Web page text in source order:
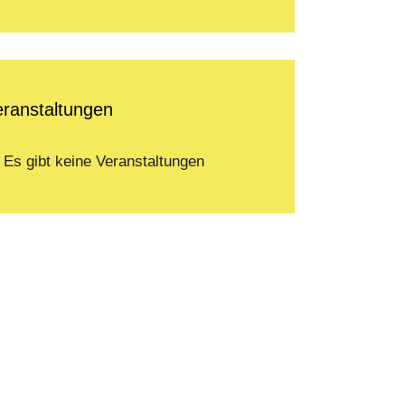
Es gibt keine Veranstaltungen